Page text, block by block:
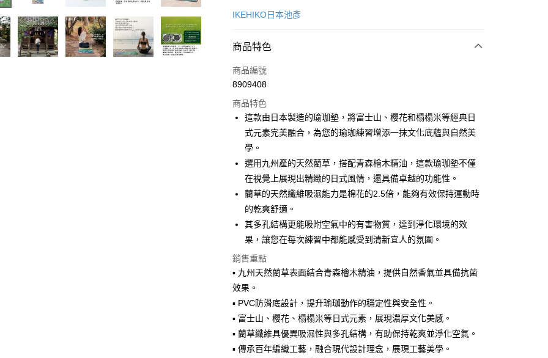
信用卡一次付款
悠遊付
Google Pay
全盈+PAY
大哥付你分期
相關說明
【大哥付你分期使用說明】
2.付款方式選擇「大哥付你分期」，訂單成立後會自動跳轉到大哥付的交易
流程，驗證手機門號後，選擇欲分期的期數、繳款截止日，確認付款後即
完成交易。
3.實際核准額度、可分期數及費用金額請依後續交易確認頁面所載為準。
4.訂單成立30分鐘內，如未前往確認交易或遇審核未通過，訂單將自動取
消。如遇「轉專審核」未通過狀況，表示未達大哥付你分期系統評分，恕
無法說明評估內容。
【繳款方式說明】
1.分期款項不併入電信帳單，「大哥付你分期」於每月結算日後寄送繳費提
醒簡訊。
2.透過簡訊連結打開帳單後，可選擇「超商條碼／台灣大直營門市／銀行轉
帳／街口支付／iPASS MONEY」等通路繳費。
1.本服務係由「台灣大哥大股份有限公司」（以下簡稱本公司）所提供，讓
ATM付款
運送方式
每筆NT$150，滿NT$299(含以上)免運費
IKEHIKO日本池彥
商品特色
商品編號
8909408
商品特色
這款由日本製造的瑜珈墊，將富士山、櫻花和榻榻米等經典日
式元素完美融合，為您的瑜珈練習增添一抹文化底蘊與自然美
學。
選用九州產的天然藺草，搭配青森檜木精油，這款瑜珈墊不僅
在視覺上展現出精緻的日式風情，還具備卓越的功能性。
藺草的天然纖維吸濕能力是棉花的2.5倍，能夠有效保持運動時
的乾爽舒適。
其多孔結構更能吸附空氣中的有害物質，達到淨化環境的效
果，讓您在每次練習中都能感受到清新宜人的氛圍。
銷售重點
▪ 九州天然藺草表面結合青森檜木精油，提供自然香氣並具備抗菌
效果。
▪ PVC防滑底設計，提升瑜珈動作的穩定性與安全性。
▪ 富士山、櫻花、榻榻米等日式元素，展現濃厚文化美感。
▪ 藺草纖維具優異吸濕性與多孔結構，有助保持乾爽並淨化空氣。
▪ 傳承百年編織工藝，融合現代設計理念，展現工藝美學。